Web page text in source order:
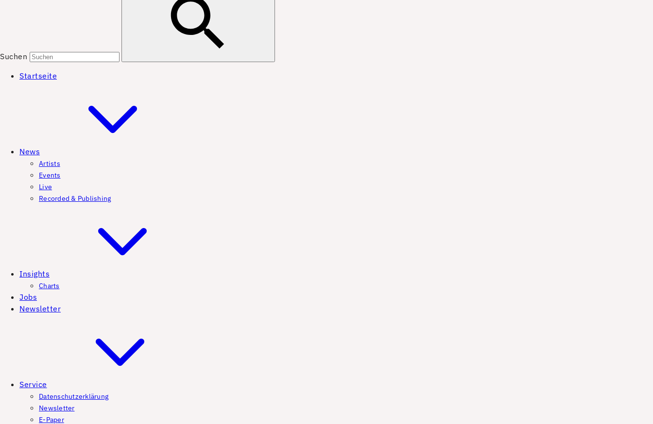
Suchen
Startseite
News
Artists
Events
Live
Recorded & Publishing
Insights
Charts
Jobs
Newsletter
Service
Datenschutzerklärung
Newsletter
E-Paper